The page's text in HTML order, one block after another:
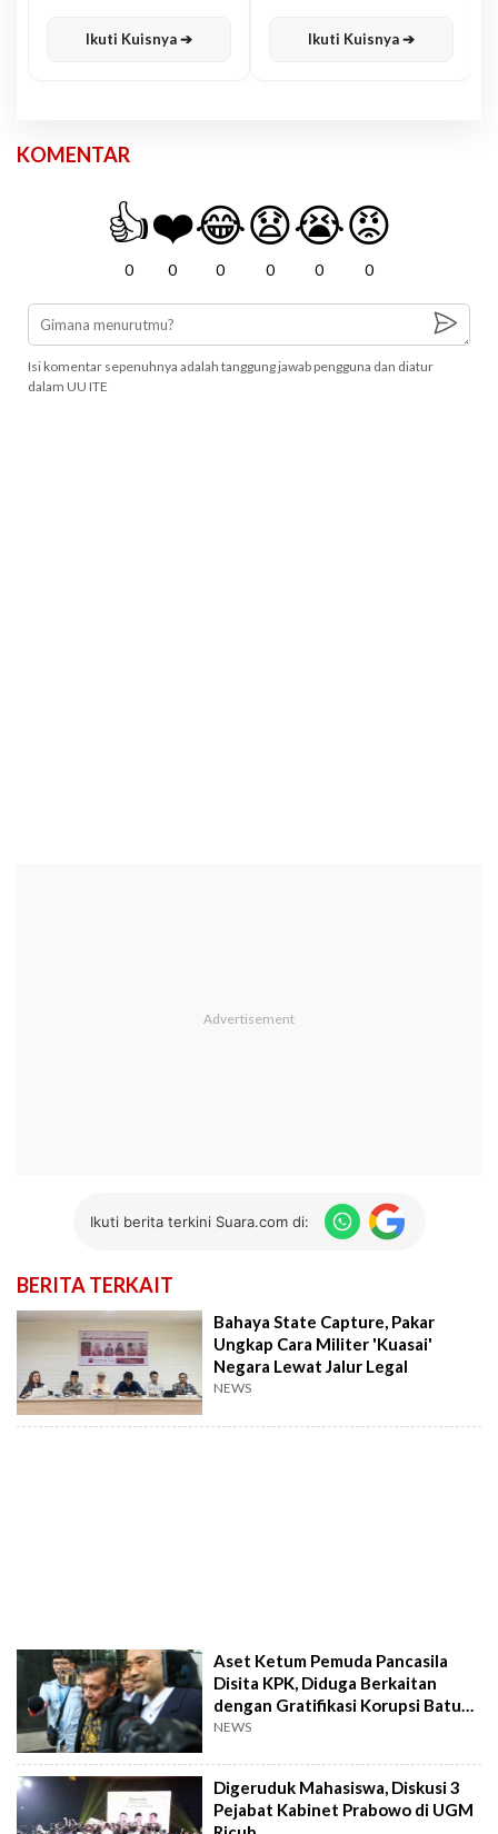
Ikuti Kuisnya ➔ Ikuti Kuisnya ➔
KOMENTAR
👍
0
❤️
0
😂
0
😧
0
😭
0
😡
0
Isi komentar sepenuhnya adalah tanggung jawab pengguna dan diatur
dalam UU ITE
Ikuti berita terkini Suara.com di:
BERITA TERKAIT
Bahaya State Capture, Pakar
Ungkap Cara Militer 'Kuasai'
Negara Lewat Jalur Legal
NEWS
Aset Ketum Pemuda Pancasila
Disita KPK, Diduga Berkaitan
dengan Gratifikasi Korupsi Batu
Bara
NEWS
Digeruduk Mahasiswa, Diskusi 3
Pejabat Kabinet Prabowo di UGM